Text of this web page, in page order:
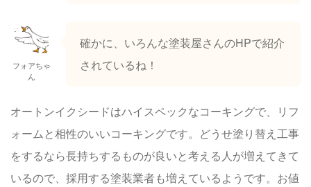
フォアちゃ
ん
確かに、いろんな塗装屋さんのHPで紹介
されているね！
オートンイクシードはハイスペックなコーキングで、リフ
ォームと相性のいいコーキングです。どうせ塗り替え工事
をするなら長持ちするものが良いと考える人が増えてきて
いるので、採用する塗装業者も増えているようです。お値